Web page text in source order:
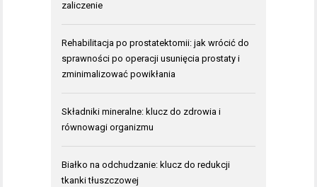
zaliczenie
Rehabilitacja po prostatektomii: jak wrócić do
sprawności po operacji usunięcia prostaty i
zminimalizować powikłania
Składniki mineralne: klucz do zdrowia i
równowagi organizmu
Białko na odchudzanie: klucz do redukcji
tkanki tłuszczowej